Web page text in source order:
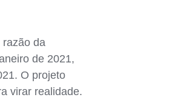
da
de 2021,
O projeto
virar realidade.